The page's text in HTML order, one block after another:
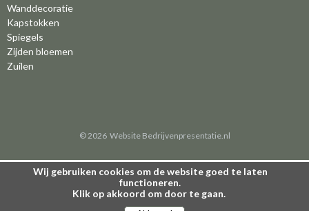
Wanddecoratie
Kapstokken
Spiegels
Zijden bloemen
Zuilen
© 2026 Website Bedrijvenpresentatie.nl
Wij gebruiken cookies om de website goed te laten
functioneren.
Klik op akkoord om door te gaan.